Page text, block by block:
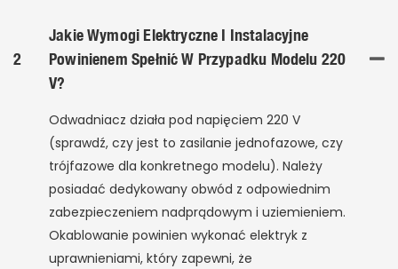
2
Jakie Wymogi Elektryczne I Instalacyjne
Powinienem Spełnić W Przypadku Modelu 220
V?
Odwadniacz działa pod napięciem 220 V
(sprawdź, czy jest to zasilanie jednofazowe, czy
trójfazowe dla konkretnego modelu). Należy
posiadać dedykowany obwód z odpowiednim
zabezpieczeniem nadprądowym i uziemieniem.
Okablowanie powinien wykonać elektryk z
uprawnieniami, który zapewni, że